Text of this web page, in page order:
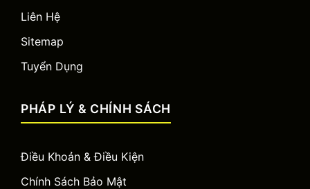
Liên Hệ
Sitemap
Tuyển Dụng
PHÁP LÝ & CHÍNH SÁCH
Điều Khoản & Điều Kiện
Chính Sách Bảo Mật